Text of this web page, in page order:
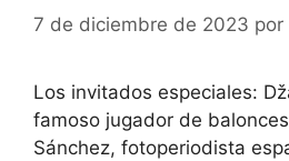
7 de diciembre de 2023 por
Los invitados especiales:
famoso jugador de
Sánchez, fotoperiodista